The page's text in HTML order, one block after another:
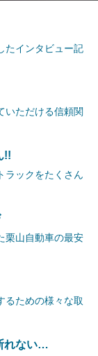
たインタビュー記
いただける信頼関
!!
ラックをたくさん
栗山自動車の最安
るための様々な取
れない…